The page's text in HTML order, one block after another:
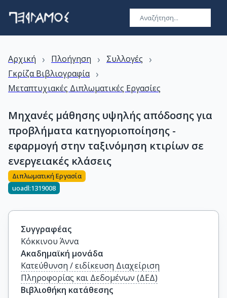
Αρχική › Πλοήγηση › Συλλογές ›
Γκρίζα Βιβλιογραφία ›
Μεταπτυχιακές Διπλωματικές Εργασίες
Μηχανές μάθησης υψηλής απόδοσης για
προβλήματα κατηγοριοποίησης -
εφαρμογή στην ταξινόμηση κτιρίων σε
ενεργειακές κλάσεις
Διπλωματική Εργασία
uoadl:1319008
Συγγραφέας
Κόκκινου Άννα
Ακαδημαϊκή μονάδα
Κατεύθυνση / ειδίκευση Διαχείριση
Πληροφορίας και Δεδομένων (ΔΕΔ)
Βιβλιοθήκη κατάθεσης